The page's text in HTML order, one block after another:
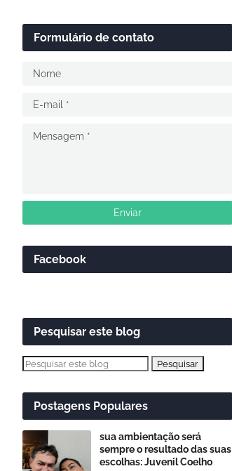
Formulário de contato
Facebook
Pesquisar este blog
Postagens Populares
sua ambientação será
sempre o resultado das suas
escolhas: Juvenil Coelho